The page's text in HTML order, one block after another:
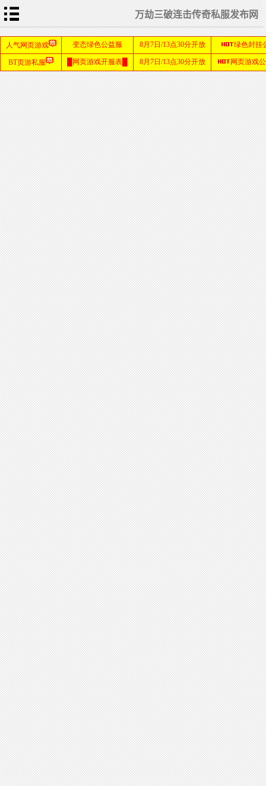
万劫三破连击传奇私服发布网
首
页
传
奇
私
服
发
布
网
传
奇
新
服
网
热
血
传
奇
SF
SF999
发布网